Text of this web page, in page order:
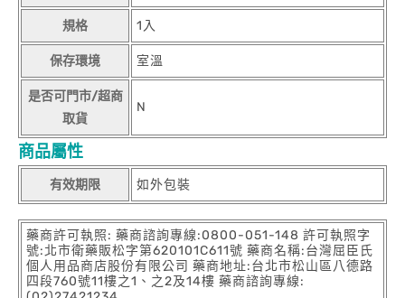
規格 1入
保存環境 室溫
是否可門市/超商
取貨
N
商品屬性
有效期限 如外包裝
藥商許可執照: 藥商諮詢專線:0800-051-148 許可執照字
號:北市衛藥販松字第620101C611號 藥商名稱:台灣屈臣氏
個人用品商店股份有限公司 藥商地址:台北市松山區八德路
四段760號11樓之1、之2及14樓 藥商諮詢專線: